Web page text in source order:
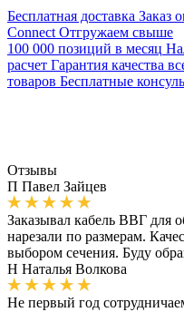
Бесплатная доставка Заказ
Connect Отгружаем свыше
100 000 позиций в месяц
расчет Гарантия качества
товаров Бесплатные
Отзывы
П Павел Зайцев
Заказывал кабель ВВГ для
нарезали по размерам.
выбором сечения. Буду
Н Наталья Волкова
Не первый год